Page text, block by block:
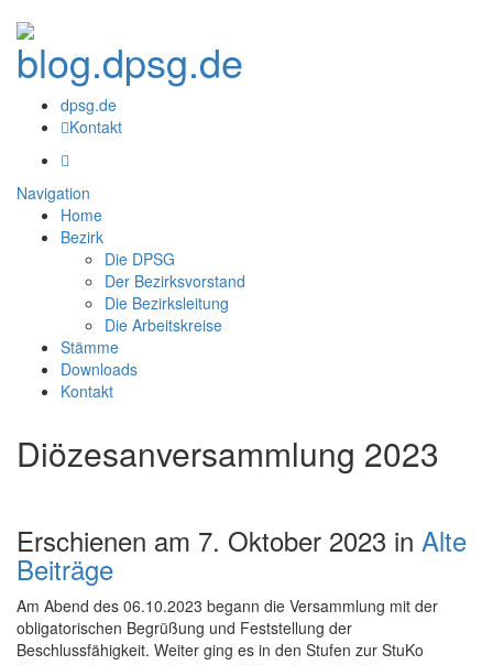
dpsg.de
Kontakt
Navigation
Home
Bezirk
Die DPSG
Der Bezirksvorstand
Die Bezirksleitung
Die Arbeitskreise
Stämme
Downloads
Kontakt
Diözesanversammlung 2023
Erschienen am 7. Oktober 2023 in Alte
Beiträge
Am Abend des 06.10.2023 begann die Versammlung mit der
obligatorischen Begrüßung und Feststellung der
Beschlussfähigkeit. Weiter ging es in den Stufen zur StuKo